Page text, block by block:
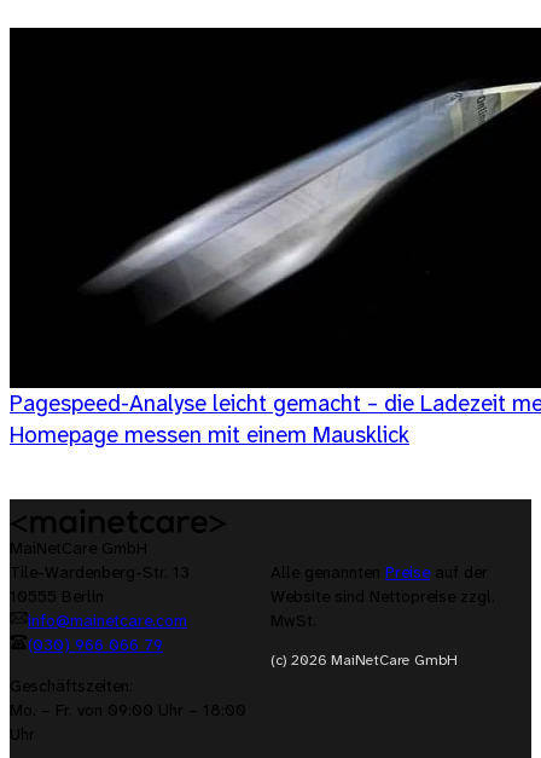
Pagespeed-Analyse leicht gemacht – die Ladezeit
Homepage messen mit einem Mausklick
MaiNetCare GmbH
Tile-Wardenberg-Str. 13
10555 Berlin
info@mainetcare.com
(030) 966 066 79
Geschäftszeiten:
Mo. – Fr. von 09:00 Uhr – 18:00
Uhr
Alle genannten Preiseauf der
Website sind Nettopreise zzgl.
MwSt.
(c) 2026 MaiNetCare GmbH